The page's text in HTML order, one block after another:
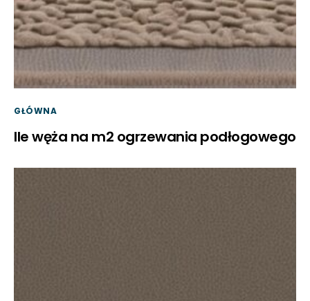
GŁÓWNA
Ile węża na m2 ogrzewania podłogowego